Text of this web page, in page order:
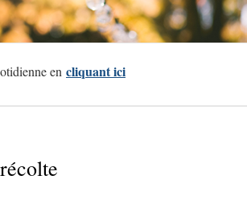
en cliquant ici